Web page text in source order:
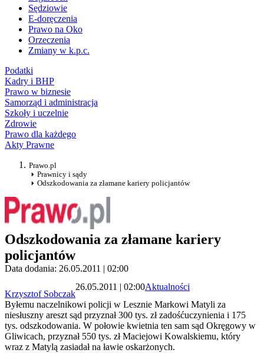
Sędziowie
E-doręczenia
Prawo na Oko
Orzeczenia
Zmiany w k.p.c.
Podatki
Kadry i BHP
Prawo w biznesie
Samorząd i administracja
Szkoły i uczelnie
Zdrowie
Prawo dla każdego
Akty Prawne
Prawo.pl
Prawnicy i sądy
Odszkodowania za złamane kariery policjantów
Odszkodowania za złamane kariery
policjantów
Data dodania: 26.05.2011 | 02:00
Krzysztof Sobczak
26.05.2011 | 02:00Aktualności
Byłemu naczelnikowi policji w Lesznie Markowi Matyli za
niesłuszny areszt sąd przyznał 300 tys. zł zadośćuczynienia i 175
tys. odszkodowania. W połowie kwietnia ten sam sąd Okręgowy w
Gliwicach, przyznał 550 tys. zł Maciejowi Kowalskiemu, który
wraz z Matylą zasiadał na ławie oskarżonych.